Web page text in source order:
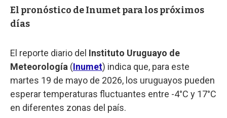
El pronóstico de Inumet para los próximos
días
El reporte diario del Instituto Uruguayo de
Meteorología (Inumet) indica que, para este
martes 19 de mayo de 2026, los uruguayos pueden
esperar temperaturas fluctuantes entre -4°C y 17°C
en diferentes zonas del país.